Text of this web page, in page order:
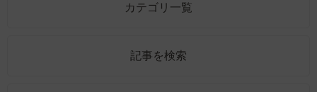
カテゴリ一覧
記事を検索